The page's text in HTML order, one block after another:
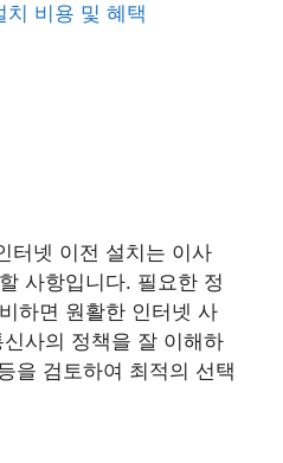
치 비용 및 혜택
터넷 이전 설치는 이사
사항입니다. 필요한 정
하면 원활한 인터넷 사
사의 정책을 잘 이해하
을 검토하여 최적의 선택